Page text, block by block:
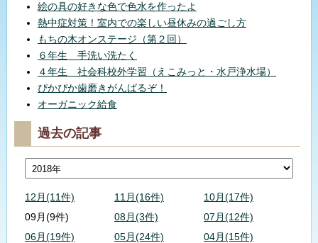
絵の具の好きな色で色水を作ったよ
熱中症対策！室内での楽しい昼休みの過ごし方
もちの木オンステージ（第２回）
６年生 手洗い洗たく
４年生 社会科校外学習（えこみっと・水戸浄水場）
ぴかぴか歯磨きがんばるぞ！
オーガニック給食
過去の記事
12月(11件) 11月(16件)
10月(17件)
09月(9件)
08月(3件)
07月(12件)
06月(19件)
05月(24件) 04月(15件)